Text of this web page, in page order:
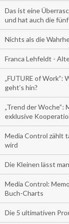
Das ist eine
und hat auch die
Nichts als die
Franca Lehfeldt -
„FUTURE of
geht’s hin?
„Trend der Woche“:
exklusive
Media Control zählt
wird
Die Kleinen lässt
Media Control:
Buch-Charts
Die 5 ultimativen